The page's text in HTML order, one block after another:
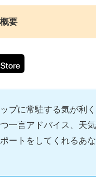
要
プに常駐する気が利
一言アドバイス、天
ートをしてくれるあ